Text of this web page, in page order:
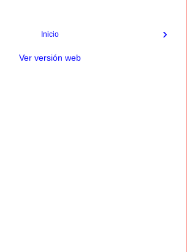
›
Inicio
Ver versión web